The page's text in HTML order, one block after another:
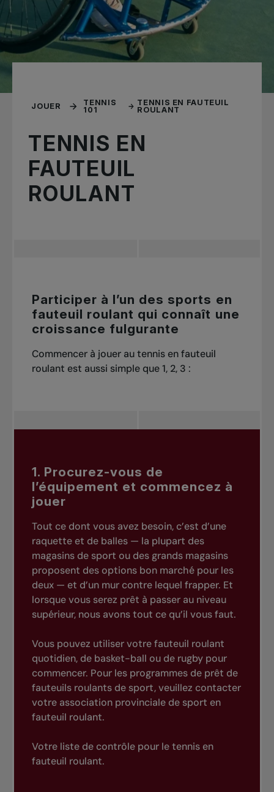
JOUER
TENNIS
101
TENNIS EN FAUTEUIL
ROULANT
TENNIS EN
FAUTEUIL
ROULANT
Participer à l’un des sports en
fauteuil roulant qui connaît une
croissance fulgurante
Commencer à jouer au tennis en fauteuil
roulant est aussi simple que 1, 2, 3 :
1. Procurez-vous de
l’équipement et commencez à
jouer
Tout ce dont vous avez besoin, c’est d’une
raquette et de balles — la plupart des
magasins de sport ou des grands magasins
proposent des options bon marché pour les
deux — et d’un mur contre lequel frapper. Et
lorsque vous serez prêt à passer au niveau
supérieur, nous avons tout ce qu’il vous faut.
Vous pouvez utiliser votre fauteuil roulant
quotidien, de basket-ball ou de rugby pour
commencer. Pour les programmes de prêt de
fauteuils roulants de sport, veuillez contacter
votre association provinciale de sport en
fauteuil roulant.
Votre liste de contrôle pour le tennis en
fauteuil roulant.